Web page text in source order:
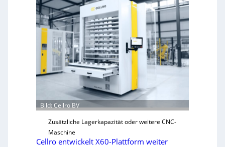
Bild: Cellro BV
Zusätzliche Lagerkapazität oder weitere CNC-
Maschine
Cellro entwickelt X60-Plattform weiter